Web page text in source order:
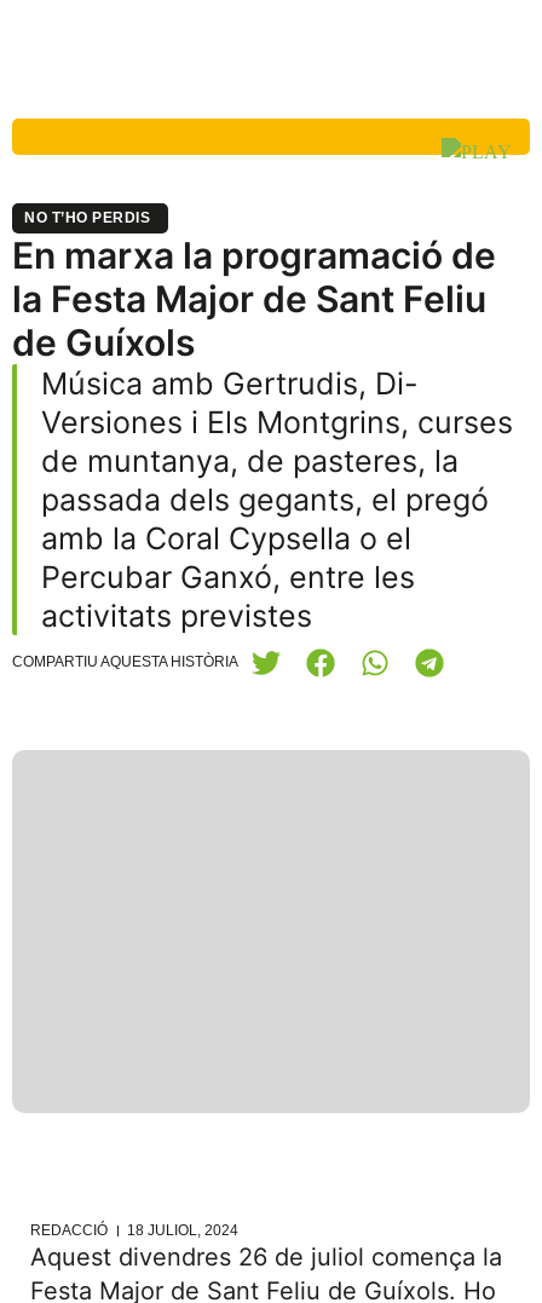
NO T’HO PERDIS
En marxa la programació de
la Festa Major de Sant Feliu
de Guíxols
Música amb Gertrudis, Di-
Versiones i Els Montgrins, curses
de muntanya, de pasteres, la
passada dels gegants, el pregó
amb la Coral Cypsella o el
Percubar Ganxó, entre les
activitats previstes
COMPARTIU AQUESTA HISTÒRIA
REDACCIÓ 18 JULIOL, 2024
Aquest divendres 26 de juliol comença la
Festa Major de Sant Feliu de Guíxols. Ho